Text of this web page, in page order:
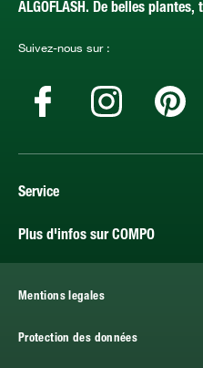
ALGOFLASH. De belles
Suivez-nous sur :
Service
Plus d'infos sur COMPO
Mentions legales
Protection des données